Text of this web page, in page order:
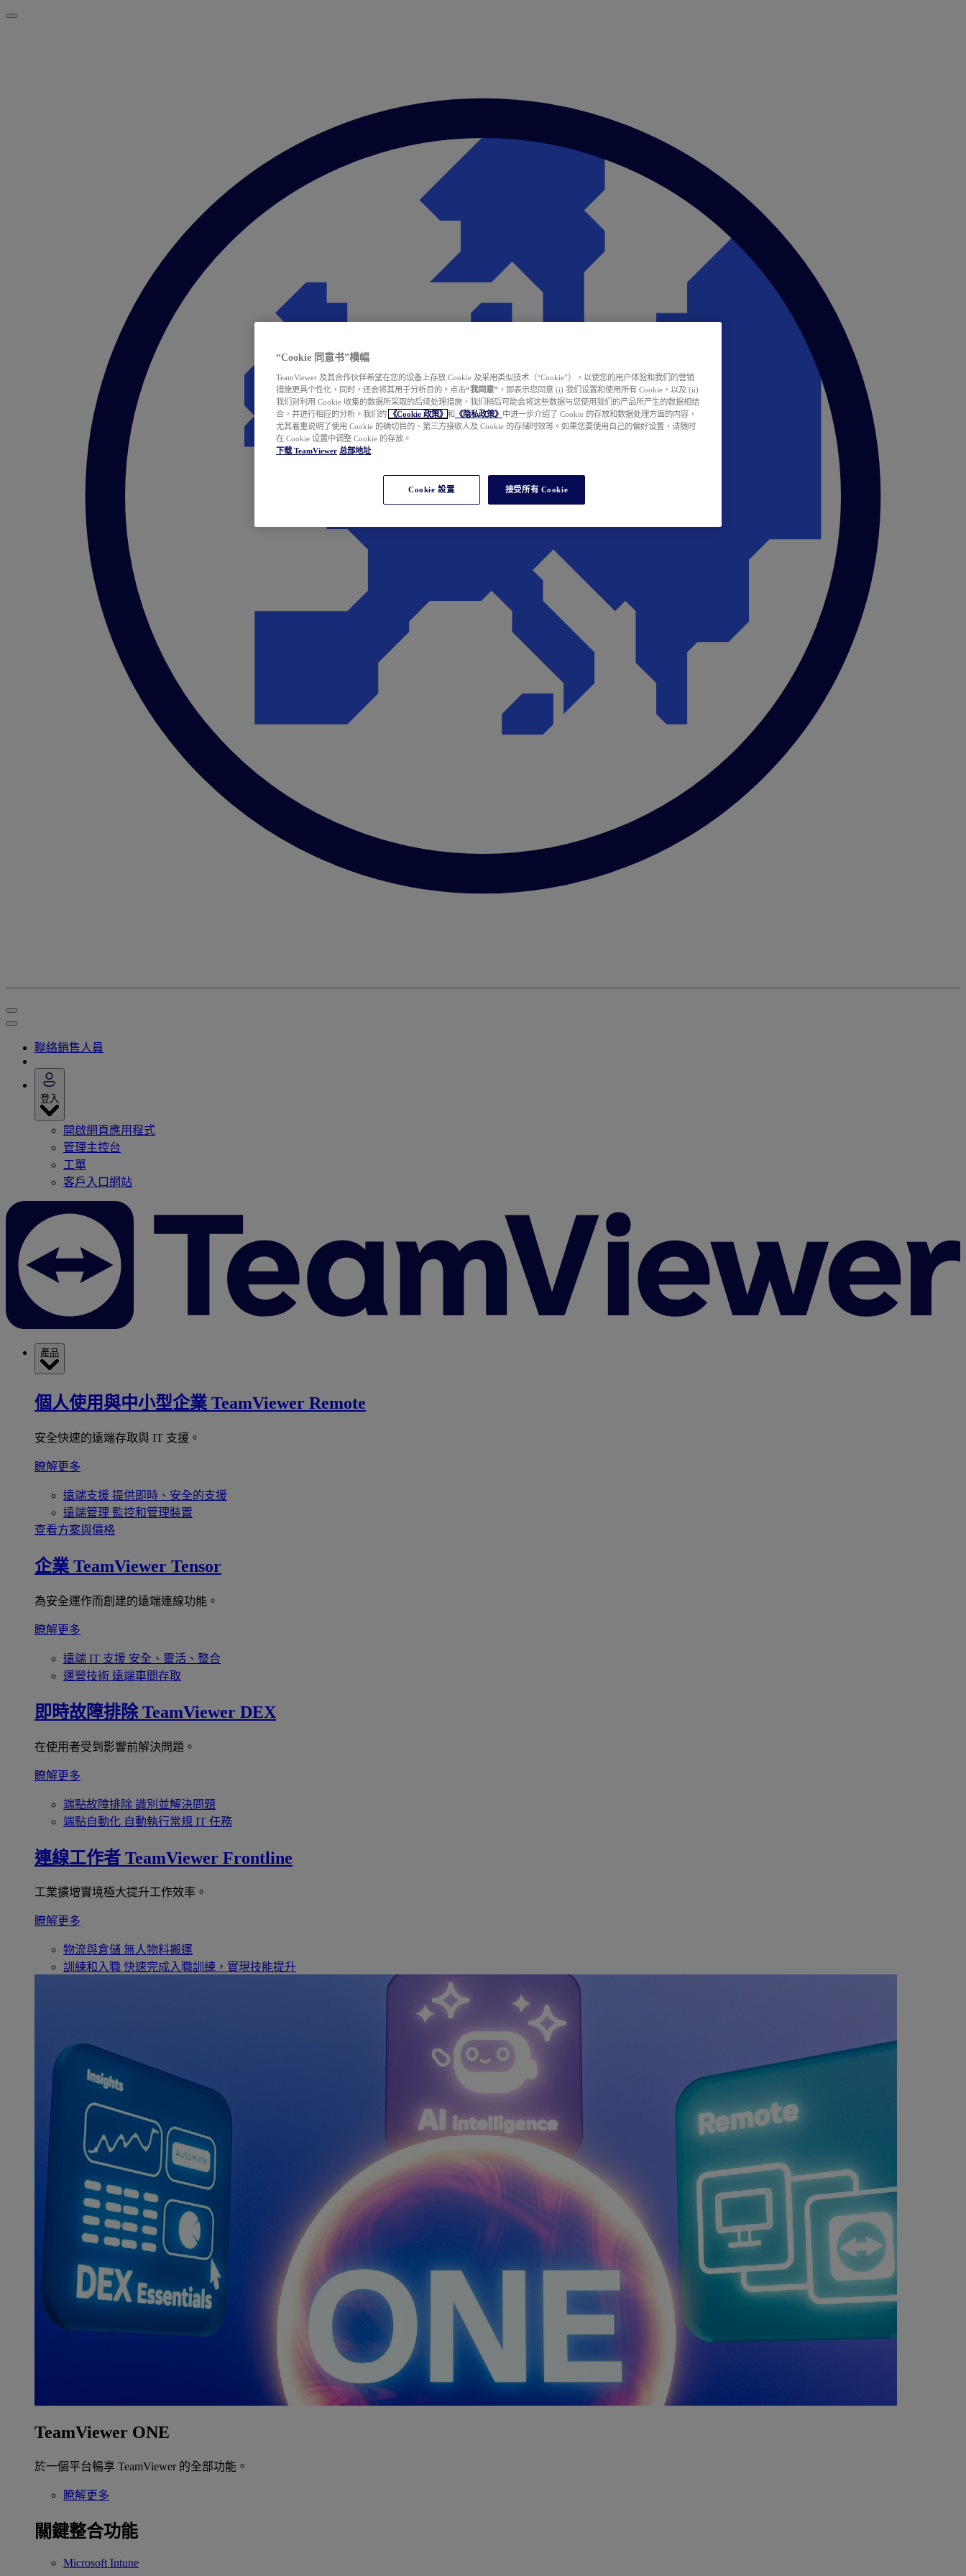
聯絡銷售人員
登入
開啟網頁應用程式
管理主控台
工單
客戶入口網站
產品
個人使用與中小型企業 TeamViewer Remote
安全快速的遠端存取與 IT 支援。
瞭解更多
遠端支援 提供即時、安全的支援
遠端管理 監控和管理裝置
查看方案與價格
企業 TeamViewer Tensor
為安全運作而創建的遠端連線功能。
瞭解更多
遠端 IT 支援 安全、靈活、整合
運營技術 遠端車間存取
即時故障排除 TeamViewer DEX
在使用者受到影響前解決問題。
瞭解更多
端點故障排除 識別並解決問題
端點自動化 自動執行常規 IT 任務
連線工作者 TeamViewer Frontline
工業擴增實境極大提升工作效率。
瞭解更多
物流與倉儲 無人物料搬運
訓練和入職 快速完成入職訓練，實現技能提升
TeamViewer ONE
於一個平台暢享 TeamViewer 的全部功能。
瞭解更多
關鍵整合功能
Microsoft Intune
“Cookie 同意书”横幅
TeamViewer 及其合作伙伴希望在您的设备上存放 Cookie 及采用类似技术（“Cookie”），以使您的用户体验和我们的营销
措施更具个性化，同时，还会将其用于分析目的。点击“我同意” ，即表示您同意 (i) 我们设置和使用所有 Cookie，以及 (ii)
我们对利用 Cookie 收集的数据所采取的后续处理措施，我们稍后可能会将这些数据与您使用我们的产品所产生的数据相结
合，并进行相应的分析。我们的
《Cookie 政策》 和 《隐私政策》 中进一步介绍了 Cookie 的存放和数据处理方面的内容，
尤其着重说明了使用 Cookie 的确切目的、第三方接收人及 Cookie 的存储时效等。如果您要使用自己的偏好设置，请随时
在 Cookie 设置中调整 Cookie 的存放。
下载 TeamViewer 总部地址
Cookie 設置 接受所有 Cookie